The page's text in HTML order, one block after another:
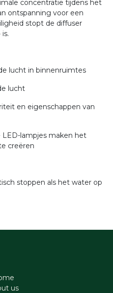
concentratie tijdens het
ontspanning voor een
stopt de diffuser
lucht in binnenruimtes
lucht
en eigenschappen van
lampjes maken het
creëren
stoppen als het water op
us